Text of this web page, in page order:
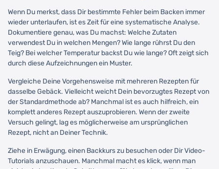
Wenn Du merkst, dass Dir bestimmte Fehler beim Backen immer
wieder unterlaufen, ist es Zeit für eine systematische Analyse.
Dokumentiere genau, was Du machst: Welche Zutaten
verwendest Du in welchen Mengen? Wie lange rührst Du den
Teig? Bei welcher Temperatur backst Du wie lange? Oft zeigt sich
durch diese Aufzeichnungen ein Muster.
Vergleiche Deine Vorgehensweise mit mehreren Rezepten für
dasselbe Gebäck. Vielleicht weicht Dein bevorzugtes Rezept von
der Standardmethode ab? Manchmal ist es auch hilfreich, ein
komplett anderes Rezept auszuprobieren. Wenn der zweite
Versuch gelingt, lag es möglicherweise am ursprünglichen
Rezept, nicht an Deiner Technik.
Ziehe in Erwägung, einen Backkurs zu besuchen oder Dir Video-
Tutorials anzuschauen. Manchmal macht es klick, wenn man